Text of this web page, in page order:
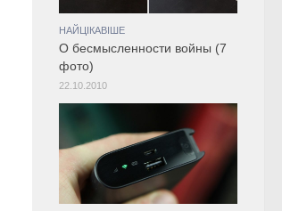
НАЙЦІКАВІШЕ
О бесмысленности войны (7
фото)
22.10.2010